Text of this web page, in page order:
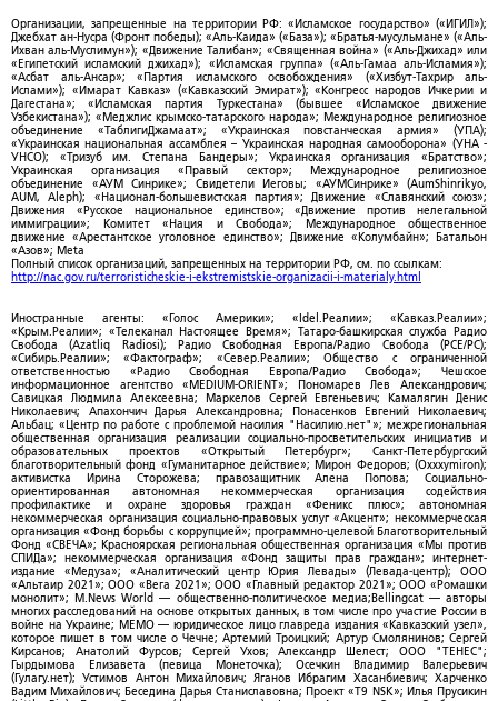
Организации, запрещенные на территории РФ: «Исламское государство» («ИГИЛ»);
Джебхат ан-Нусра (Фронт победы); «Аль-Каида» («База»); «Братья-мусульмане» («Аль-
Ихван аль-Муслимун»); «Движение Талибан»; «Священная война» («Аль-Джихад» или
«Египетский исламский джихад»); «Исламская группа» («Аль-Гамаа аль-Исламия»);
«Асбат аль-Ансар»; «Партия исламского освобождения» («Хизбут-Тахрир аль-
Ислами»); «Имарат Кавказ» («Кавказский Эмират»); «Конгресс народов Ичкерии и
Дагестана»; «Исламская партия Туркестана» (бывшее «Исламское движение
Узбекистана»); «Меджлис крымско-татарского народа»; Международное религиозное
объединение «ТаблигиДжамаат»; «Украинская повстанческая армия» (УПА);
«Украинская национальная ассамблея – Украинская народная самооборона» (УНА -
УНСО); «Тризуб им. Степана Бандеры»; Украинская организация «Братство»;
Украинская организация «Правый сектор»; Международное религиозное
объединение «АУМ Синрике»; Свидетели Иеговы; «АУМСинрике» (AumShinrikyo,
AUM, Aleph); «Национал-большевистская партия»; Движение «Славянский союз»;
Движения «Русское национальное единство»; «Движение против нелегальной
иммиграции»; Комитет «Нация и Свобода»; Международное общественное
движение «Арестантское уголовное единство»; Движение «Колумбайн»; Батальон
«Азов»; Meta
Полный список организаций, запрещенных на территории РФ, см. по ссылкам:
http://nac.gov.ru/terroristicheskie-i-ekstremistskie-organizacii-i-materialy.html
Иностранные агенты: «Голос Америки»; «Idel.Реалии»; «Кавказ.Реалии»;
«Крым.Реалии»; «Телеканал Настоящее Время»; Татаро-башкирская служба Радио
Свобода (Azatliq Radiosi); Радио Свободная Европа/Радио Свобода (PCE/PC);
«Сибирь.Реалии»; «Фактограф»; «Север.Реалии»; Общество с ограниченной
ответственностью «Радио Свободная Европа/Радио Свобода»; Чешское
информационное агентство «MEDIUM-ORIENT»; Пономарев Лев Александрович;
Савицкая Людмила Алексеевна; Маркелов Сергей Евгеньевич; Камалягин Денис
Николаевич; Апахончич Дарья Александровна; Понасенков Евгений Николаевич;
Альбац; «Центр по работе с проблемой насилия "Насилию.нет"»; межрегиональная
общественная организация реализации социально-просветительских инициатив и
образовательных проектов «Открытый Петербург»; Санкт-Петербургский
благотворительный фонд «Гуманитарное действие»; Мирон Федоров; (Oxxxymiron);
активистка Ирина Сторожева; правозащитник Алена Попова; Социально-
ориентированная автономная некоммерческая организация содействия
профилактике и охране здоровья граждан «Феникс плюс»; автономная
некоммерческая организация социально-правовых услуг «Акцент»; некоммерческая
организация «Фонд борьбы с коррупцией»; программно-целевой Благотворительный
Фонд «СВЕЧА»; Красноярская региональная общественная организация «Мы против
СПИДа»; некоммерческая организация «Фонд защиты прав граждан»; интернет-
издание «Медуза»; «Аналитический центр Юрия Левады» (Левада-центр); ООО
«Альтаир 2021»; ООО «Вега 2021»; ООО «Главный редактор 2021»; ООО «Ромашки
монолит»; M.News World — общественно-политическое медиа;Bellingcat — авторы
многих расследований на основе открытых данных, в том числе про участие России в
войне на Украине; МЕМО — юридическое лицо главреда издания «Кавказский узел»,
которое пишет в том числе о Чечне; Артемий Троицкий; Артур Смолянинов; Сергей
Кирсанов; Анатолий Фурсов; Сергей Ухов; Александр Шелест; ООО "ТЕНЕС";
Гырдымова Елизавета (певица Монеточка); Осечкин Владимир Валерьевич
(Гулагу.нет); Устимов Антон Михайлович; Яганов Ибрагим Хасанбиевич; Харченко
Вадим Михайлович; Беседина Дарья Станиславовна; Проект «T9 NSK»; Илья Прусикин